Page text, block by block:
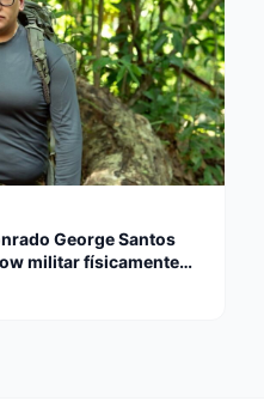
George Santos
militar físicamente